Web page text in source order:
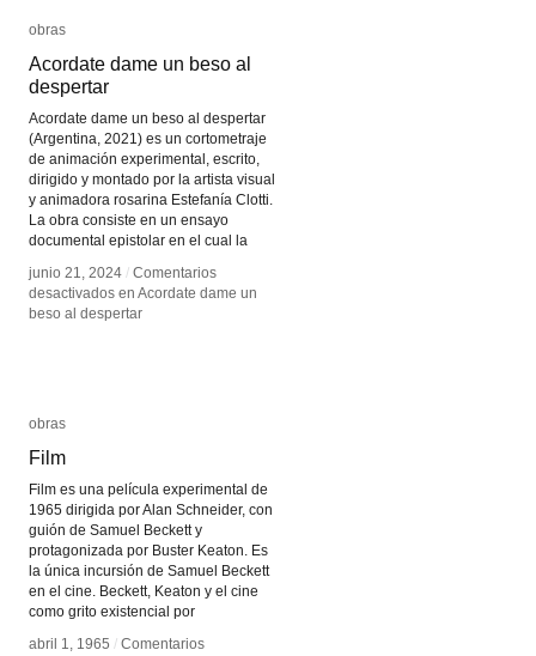
obras
Acordate dame un beso al
despertar
Acordate dame un beso al despertar
(Argentina, 2021) es un cortometraje
de animación experimental, escrito,
dirigido y montado por la artista visual
y animadora rosarina Estefanía Clotti.
La obra consiste en un ensayo
documental epistolar en el cual la
junio 21, 2024 / Comentarios
desactivados en Acordate dame un
beso al despertar
obras
Acordate dame un beso al
despertar
junio 21, 2024 / Comentarios
desactivados en Acordate dame un
beso al despertar
obras
Film
Film es una película experimental de
1965 dirigida por Alan Schneider, con
guión de Samuel Beckett y
protagonizada por Buster Keaton. Es
la única incursión de Samuel Beckett
en el cine. Beckett, Keaton y el cine
como grito existencial por
abril 1, 1965 / Comentarios
obras
Film
abril 1, 1965 / Comentarios